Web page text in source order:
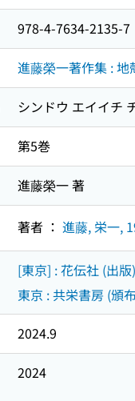
978-4-7634-2135-7
進藤榮一著作集 :
シンドウ エイイチ
第5巻
進藤榮一 著
著者 ： 進藤, 栄一,
[東京] : 花伝社 (出版)
東京 : 共栄書房 (頒
2024.9
2024